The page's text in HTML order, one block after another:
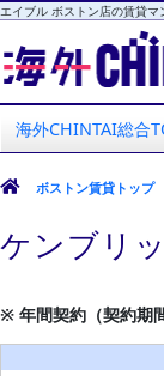
エイブル ボストン店の賃貸
海外エイブ
海外CHINTAI総合
ボストン賃貸トップ
ケンブリ
※ 年間契約（契約期